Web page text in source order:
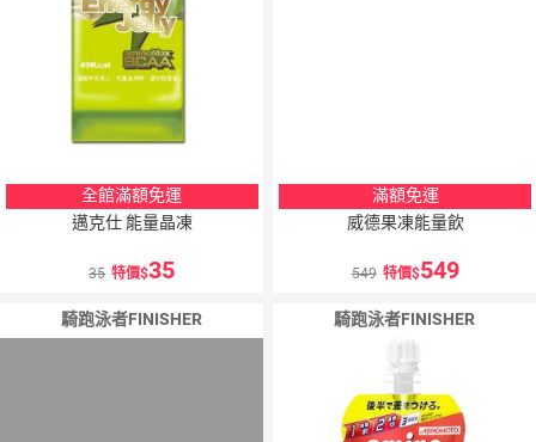
全館滿額免運
邁克仕 能量晶凍
35 特價 35
滿額免運
威德果凍能量飲
549 特價 549
騎跑泳者FINISHER 騎跑泳者FINISHER